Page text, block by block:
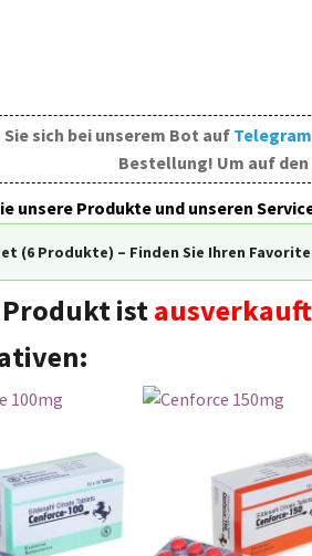
Sie sich bei unserem Bot auf Telegram
Bestellung! Um auf
unsere Produkte und unseren
(6 Produkte) – Finden Sie Ihren
Produkt ist